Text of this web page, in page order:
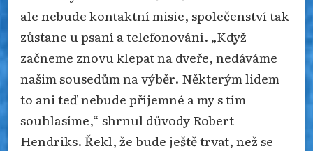
ale nebude kontaktní misie, společenství tak
zůstane u psaní a telefonování. „Když
začneme znovu klepat na dveře, nedáváme
našim sousedům na výběr. Některým lidem
to ani teď nebude příjemné a my s tím
souhlasíme,“ shrnul důvody Robert
Hendriks. Řekl, že bude ještě trvat, než se